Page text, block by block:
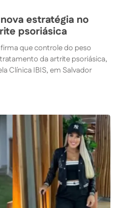
estratégia no
psoriásica
que controle do peso
da artrite psoriásica,
Clínica IBIS, em Salvador